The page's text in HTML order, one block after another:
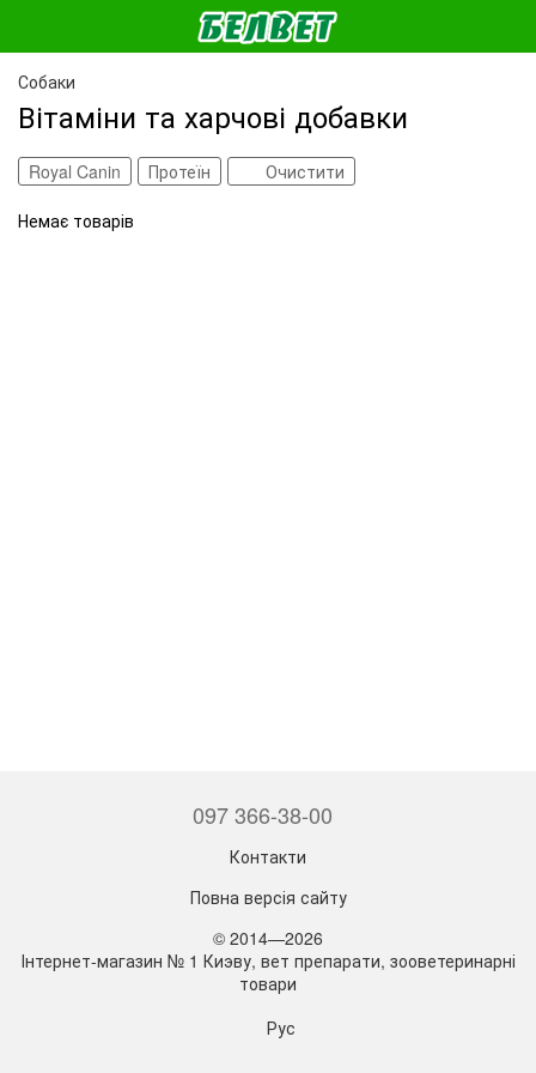
Собаки
Вітаміни та харчові добавки
Royal Canin Протеїн Очистити
Немає товарів
097 366-38-00
Контакти
Повна версія сайту
© 2014—2026
Інтернет-магазин № 1 Киэву, вет препарати, зооветеринарні
товари
Рус